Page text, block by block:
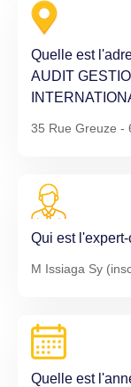
Quelle est
AUDIT
35 Rue Greuze -
Qui est
M Issiaga Sy
Quelle est